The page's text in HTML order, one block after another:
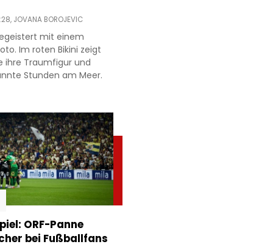
JOVANA BOROJEVIC
mit einem
Im roten Bikini zeigt
ihre Traumfigur und
Stunden am Meer.
ORF-Panne
bei Fußballfans